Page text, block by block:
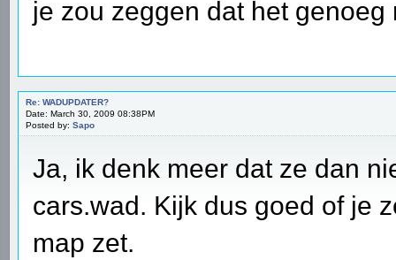
je zou zeggen dat het
Re: WADUPDATER?
Date: March 30, 2009 08:38PM
Posted by: Sapo
Ja, ik denk meer dat ze dan
cars.wad. Kijk dus goed of je
map zet.